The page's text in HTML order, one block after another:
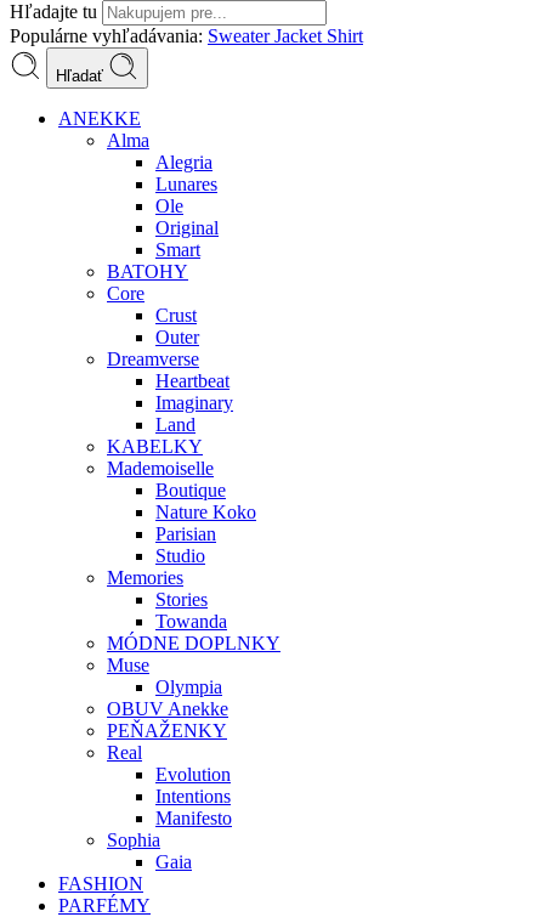
Hľadajte tu
Populárne vyhľadávania: SweaterJacket Shirt
Hľadať
ANEKKE
Alma
Alegria
Lunares
Ole
Original
Smart
BATOHY
Core
Crust
Outer
Dreamverse
Heartbeat
Imaginary
Land
KABELKY
Mademoiselle
Boutique
Nature Koko
Parisian
Studio
Memories
Stories
Towanda
MÓDNE DOPLNKY
Muse
Olympia
OBUV Anekke
PEŇAŽENKY
Real
Evolution
Intentions
Manifesto
Sophia
Gaia
FASHION
PARFÉMY